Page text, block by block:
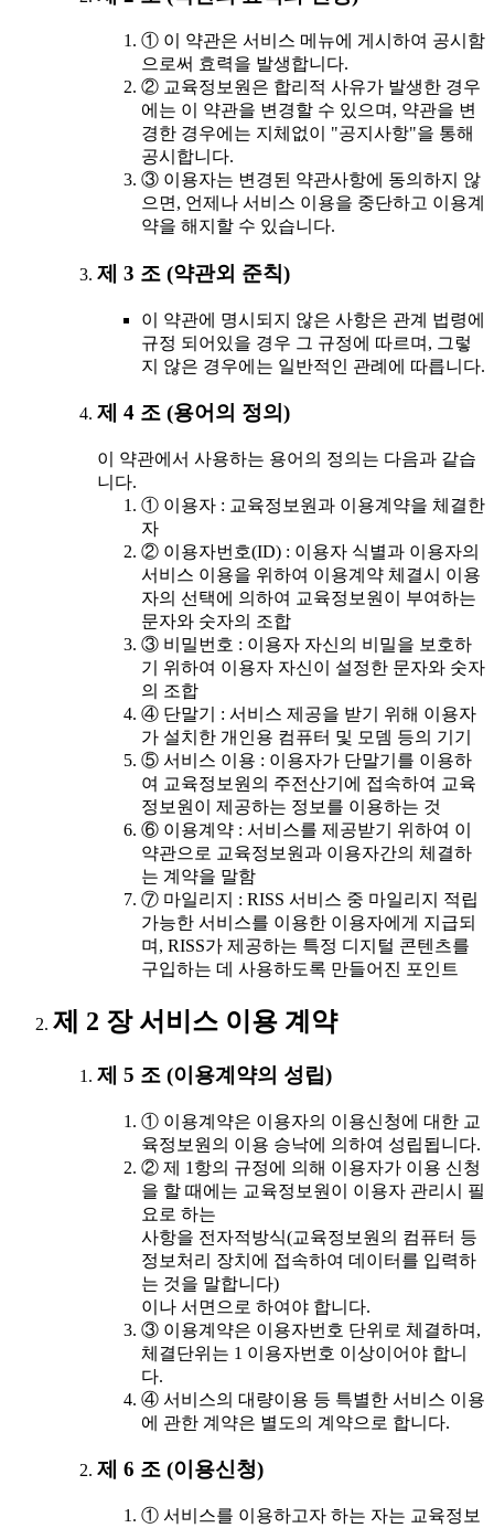
① 이 약관은 서비스 메뉴에 게시하여 공시함
으로써 효력을 발생합니다.
② 교육정보원은 합리적 사유가 발생한 경우
에는 이 약관을 변경할 수 있으며, 약관을 변
경한 경우에는 지체없이 "공지사항"을 통해
공시합니다.
③ 이용자는 변경된 약관사항에 동의하지 않
으면, 언제나 서비스 이용을 중단하고 이용계
약을 해지할 수 있습니다.
제 3 조 (약관외 준칙)
이 약관에 명시되지 않은 사항은 관계 법령에
규정 되어있을 경우 그 규정에 따르며, 그렇
지 않은 경우에는 일반적인 관례에 따릅니다.
제 4 조 (용어의 정의)
이 약관에서 사용하는 용어의 정의는 다음과 같습
니다.
① 이용자 : 교육정보원과 이용계약을 체결한
자
② 이용자번호(ID) : 이용자 식별과 이용자의
서비스 이용을 위하여 이용계약 체결시 이용
자의 선택에 의하여 교육정보원이 부여하는
문자와 숫자의 조합
③ 비밀번호 : 이용자 자신의 비밀을 보호하
기 위하여 이용자 자신이 설정한 문자와 숫자
의 조합
④ 단말기 : 서비스 제공을 받기 위해 이용자
가 설치한 개인용 컴퓨터 및 모뎀 등의 기기
⑤ 서비스 이용 : 이용자가 단말기를 이용하
여 교육정보원의 주전산기에 접속하여 교육
정보원이 제공하는 정보를 이용하는 것
⑥ 이용계약 : 서비스를 제공받기 위하여 이
약관으로 교육정보원과 이용자간의 체결하
는 계약을 말함
⑦ 마일리지 : RISS 서비스 중 마일리지 적립
가능한 서비스를 이용한 이용자에게 지급되
며, RISS가 제공하는 특정 디지털 콘텐츠를
구입하는 데 사용하도록 만들어진 포인트
제 2 장 서비스 이용 계약
제 5 조 (이용계약의 성립)
① 이용계약은 이용자의 이용신청에 대한 교
육정보원의 이용 승낙에 의하여 성립됩니다.
② 제 1항의 규정에 의해 이용자가 이용 신청
을 할 때에는 교육정보원이 이용자 관리시 필
요로 하는
사항을 전자적방식(교육정보원의 컴퓨터 등
정보처리 장치에 접속하여 데이터를 입력하
는 것을 말합니다)
이나 서면으로 하여야 합니다.
③ 이용계약은 이용자번호 단위로 체결하며,
체결단위는 1 이용자번호 이상이어야 합니
다.
④ 서비스의 대량이용 등 특별한 서비스 이용
에 관한 계약은 별도의 계약으로 합니다.
제 6 조 (이용신청)
① 서비스를 이용하고자 하는 자는 교육정보